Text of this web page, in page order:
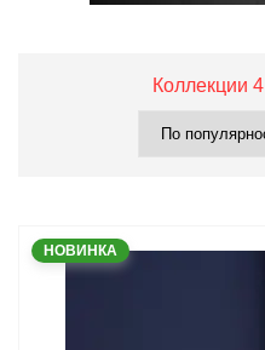
Коллекции 4
НОВИНКА